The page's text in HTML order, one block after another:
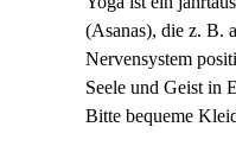
(Asanas), die z. B.
Nervensystem
Seele und Geist in
Bitte bequeme